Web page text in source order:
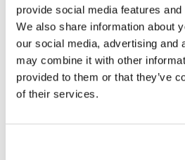
provide social media features
We also share information about
our social media, advertising and
may combine it with other
provided to them or that they’ve
of their services.